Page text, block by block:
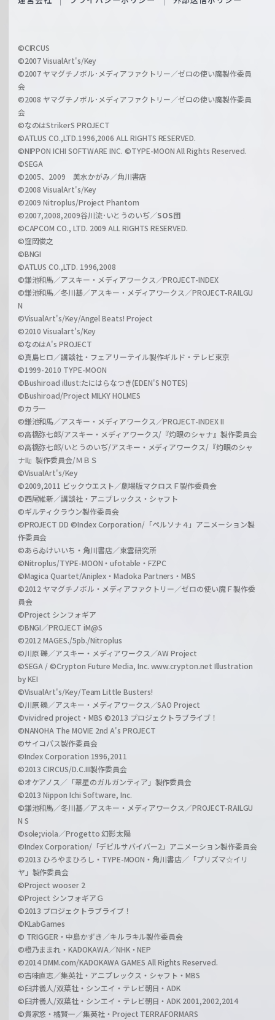
a
r
z
i
l
h
a
n
l
©CIRCUS
©2007 VisualArt's/Key
©2007 ヤマグチノボル･メディアファクトリー／ゼロの使い魔製作委員
会
©2008 ヤマグチノボル･メディアファクトリー／ゼロの使い魔製作委員
会
©なのはStrikerS PROJECT
©ATLUS CO.,LTD.1996,2006 ALL RIGHTS RESERVED.
©NIPPON ICHI SOFTWARE INC. ©TYPE-MOON All Rights Reserved.
©SEGA
©2005、2009 美水かがみ／角川書店
©2008 VisualArt's/Key
©2009 Nitroplus/Project Phantom
©2007,2008,2009谷川流･いとうのいぢ／SOS団
©CAPCOM CO., LTD. 2009 ALL RIGHTS RESERVED.
©窪岡俊之
©BNGI
©ATLUS CO.,LTD. 1996,2008
©鎌池和馬／アスキー・メディアワークス／PROJECT-INDEX
©鎌池和馬／冬川基／アスキー・メディアワークス／PROJECT-RAILGU
N
©VisualArt's/Key/Angel Beats! Project
©2010 Visualart's/Key
©なのはA's PROJECT
©真島ヒロ／講談社・フェアリーテイル製作ギルド・テレビ東京
©1999-2010 TYPE-MOON
©Bushiroad illust:たにはらなつき(EDEN'S NOTES)
©Bushiroad/Project MILKY HOLMES
©カラー
©鎌池和馬／アスキー・メディアワークス／PROJECT-INDEX II
©高橋弥七郎/アスキー・メディアワークス/『灼眼のシャナ』製作委員会
©高橋弥七郎/いとうのいぢ/アスキー・メディアワークス/『灼眼のシャ
ナII』製作委員会/ＭＢＳ
©VisualArt's/Key
©2009,2011 ビックウエスト／劇場版マクロスＦ製作委員会
©西尾維新／講談社・アニプレックス・シャフト
©ギルティクラウン製作委員会
©PROJECT DD ©Index Corporation/「ペルソナ４」アニメーション製
作委員会
©あらゐけいいち・角川書店／東雲研究所
©Nitroplus/TYPE-MOON・ufotable・FZPC
©Magica Quartet/Aniplex・Madoka Partners・MBS
©2012 ヤマグチノボル・メディアファクトリー／ゼロの使い魔Ｆ製作委
員会
©Project シンフォギア
©BNGI／PROJECT iM@S
©2012 MAGES./5pb./Nitroplus
©川原 礫／アスキー・メディアワークス／AW Project
©SEGA / ©Crypton Future Media, Inc. www.crypton.net Illustration
by KEI
©VisualArt's/Key/Team Little Busters!
©川原 礫／アスキー・メディアワークス／SAO Project
©vividred project・MBS ©2013 プロジェクトラブライブ！
©NANOHA The MOVIE 2nd A's PROJECT
©サイコパス製作委員会
©Index Corporation 1996,2011
©2013 CIRCUS/D.C.III製作委員会
©オケアノス／「翠星のガルガンティア」製作委員会
©2013 Nippon Ichi Software, Inc.
©鎌池和馬／冬川基／アスキー・メディアワークス／PROJECT-RAILGU
N S
©sole;viola／Progetto 幻影太陽
©Index Corporation/「デビルサバイバー2」アニメーション製作委員会
©2013 ひろやまひろし・TYPE-MOON・角川書店／「プリズマ☆イリ
ヤ」製作委員会
©Project wooser 2
©Project シンフォギアＧ
©2013 プロジェクトラブライブ！
©KLabGames
© TRIGGER・中島かずき／キルラキル製作委員会
©橙乃ままれ・KADOKAWA／NHK・NEP
©2014 DMM.com/KADOKAWA GAMES All Rights Reserved.
©古味直志／集英社・アニプレックス・シャフト・MBS
©臼井儀人/双葉社・シンエイ・テレビ朝日・ADK
©臼井儀人/双葉社・シンエイ・テレビ朝日・ADK 2001,2002,2014
©貴家悠・橘賢一／集英社・Project TERRAFORMARS